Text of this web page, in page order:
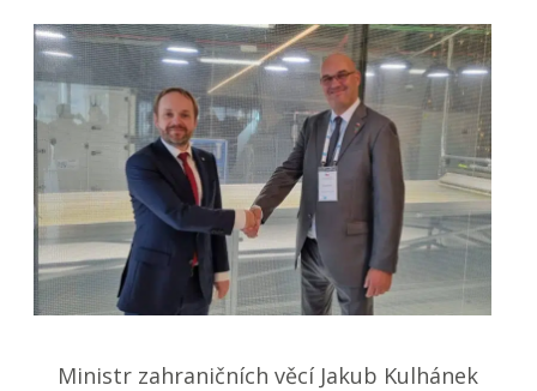
Ministr zahraničních věcí Jakub Kulhánek